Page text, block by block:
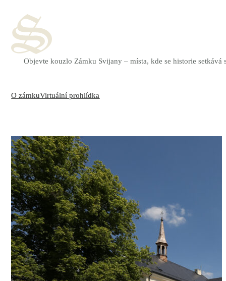
Objevte kouzlo Zámku Svijany – místa, kde se historie
O zámkuVirtuální prohlídka